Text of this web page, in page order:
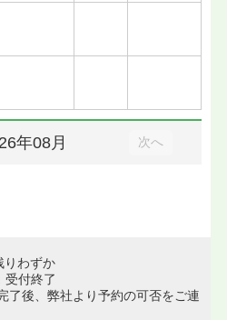
年08月 次へ
りわずか
付終了
了後、弊社より予約の可否をご連